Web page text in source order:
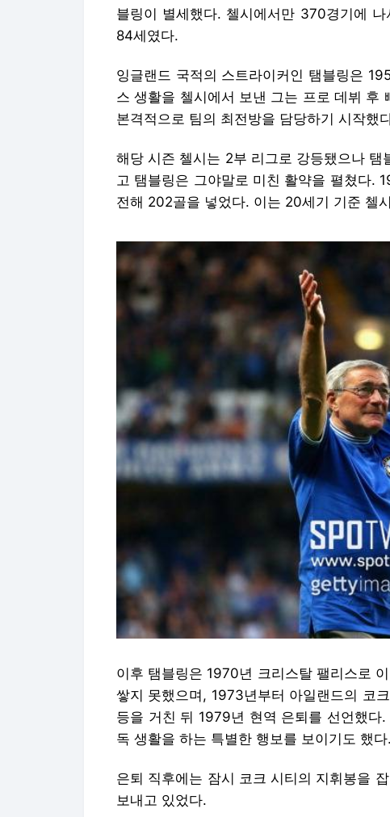
블링이 별세했다. 첼시에서만 370경기에
84세였다.
잉글랜드 국적의 스트라이커인 탬블링은
스 생활을 첼시에서 보낸 그는 프로 데뷔 후
본격적으로 팀의 최전방을 담당하기 시작했
해당 시즌 첼시는 2부 리그로 강등됐으나 탬
고 탬블링은 그야말로 미친 활약을 펼쳤다.
전해 202골을 넣었다. 이는 20세기 기준 첼
이후 탬블링은 1970년 크리스탈 팰리스로
쌓지 못했으며, 1973년부터 아일랜드의 코
등을 거친 뒤 1979년 현역 은퇴를 선언했
독 생활을 하는 특별한 행보를 보이기도 했다.
은퇴 직후에는 잠시 코크 시티의 지휘봉을
보내고 있었다.